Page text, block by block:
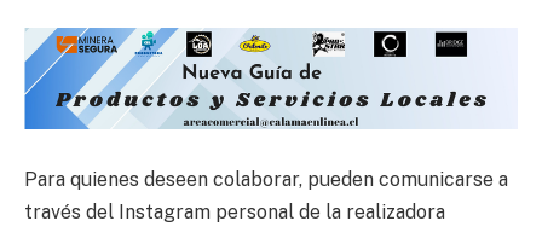
Para quienes deseen colaborar, pueden comunicarse a
través del Instagram personal de la realizadora